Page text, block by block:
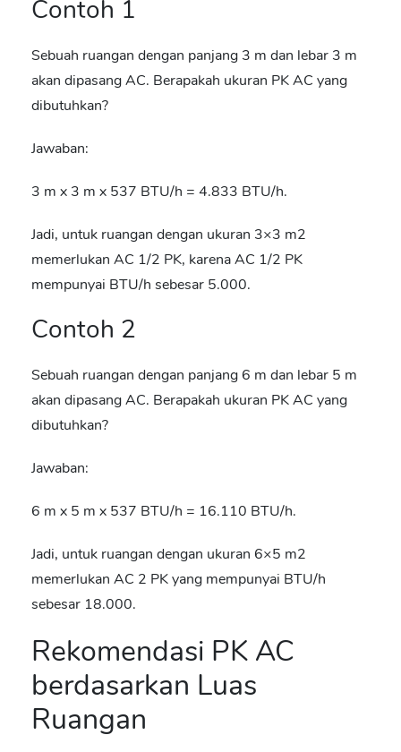
Contoh 1
Sebuah ruangan dengan panjang 3 m dan lebar 3 m
akan dipasang AC. Berapakah ukuran PK AC yang
dibutuhkan?
Jawaban:
3 m x 3 m x 537 BTU/h = 4.833 BTU/h.
Jadi, untuk ruangan dengan ukuran 3×3 m2
memerlukan AC 1/2 PK, karena AC 1/2 PK
mempunyai BTU/h sebesar 5.000.
Contoh 2
Sebuah ruangan dengan panjang 6 m dan lebar 5 m
akan dipasang AC. Berapakah ukuran PK AC yang
dibutuhkan?
Jawaban:
6 m x 5 m x 537 BTU/h = 16.110 BTU/h.
Jadi, untuk ruangan dengan ukuran 6×5 m2
memerlukan AC 2 PK yang mempunyai BTU/h
sebesar 18.000.
Rekomendasi PK AC
berdasarkan Luas
Ruangan